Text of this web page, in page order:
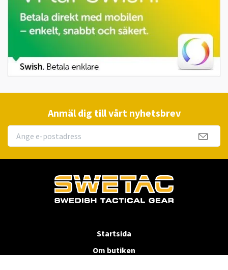
Anmäl dig till vårt nyhetsbrev
Startsida
Om butiken